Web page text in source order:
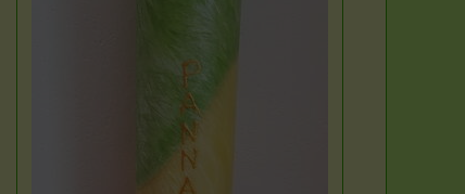
Vytvořte si posvátný prostor